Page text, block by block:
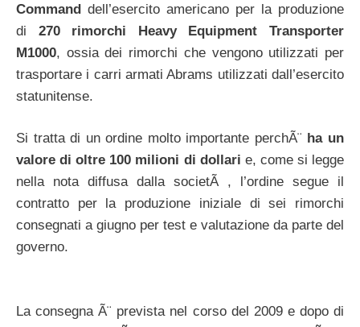
Command dell’esercito americano per la produzione
di 270 rimorchi Heavy Equipment Transporter
M1000, ossia dei rimorchi che vengono utilizzati per
trasportare i carri armati Abrams utilizzati dall’esercito
statunitense.
Si tratta di un ordine molto importante perchÃ¨ ha un
valore di oltre 100 milioni di dollari e, come si legge
nella nota diffusa dalla societÃ , l’ordine segue il
contratto per la produzione iniziale di sei rimorchi
consegnati a giugno per test e valutazione da parte del
governo.
La consegna Ã¨ prevista nel corso del 2009 e dopo di